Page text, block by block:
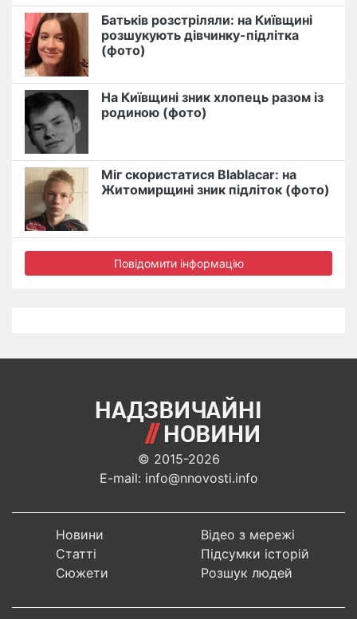
Батьків розстріляли: на Київщині
розшукують дівчинку-підлітка
(фото)
На Київщині зник хлопець разом із
родиною (фото)
Міг скористатися Blablacar: на
Житомирщині зник підліток (фото)
Повідомити інформацію
© 2015-2026
E-mail: info@nnovosti.info
Новини
Статті
Сюжети
Відео з мережі
Підсумки історій
Розшук людей